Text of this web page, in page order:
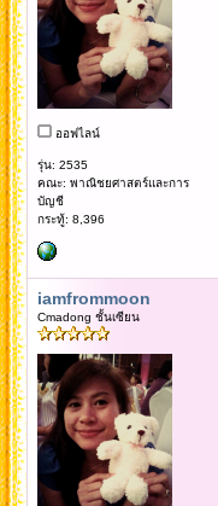
ออฟไลน์
รุ่น: 2535
คณะ: พาณิชยศาสตร์และการ
บัญชี
กระทู้: 8,396
iamfrommoon
Cmadong ชั้นเซียน